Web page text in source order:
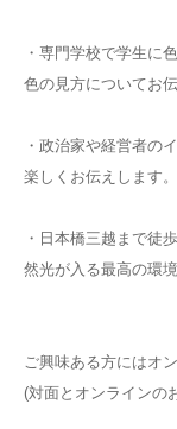
・専門学校で学生に
色の見方についてお伝
・政治家や経営者の
楽しくお伝えします。
・日本橋三越まで徒
然光が入る最高の環
ご興味ある方にはオ
(対面とオンラインの